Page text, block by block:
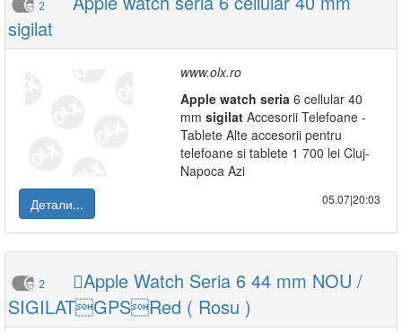
2
sigilat
www.olx.ro
Apple watch seria 6 cellular 40
mm sigilat Accesorii Telefoane -
Tablete Alte accesorii pentru
telefoane si tablete 1 700 lei Cluj-
Napoca Azi
Детали...
05.07|20:03
2
Apple Watch Seria 6 44 mm NOU /
SIGILATGPSRed ( Rosu )